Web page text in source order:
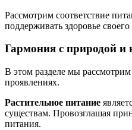
Рассмотрим соответствие
поддерживать здоровье
Гармония с природой и
В этом разделе мы
проявлениях.
Растительное питание
существам. Провозглашая
питания.